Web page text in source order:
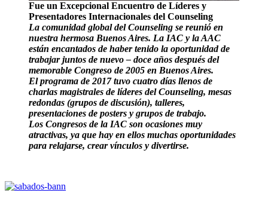
Fue un Excepcional Encuentro de Líderes y
Presentadores Internacionales del Counseling
La comunidad global del Counseling se reunió en
nuestra hermosa Buenos Aires. La IAC y la AAC
están encantados de haber tenido la oportunidad de
trabajar juntos de nuevo – doce años después del
memorable Congreso de 2005 en Buenos Aires.
El programa de 2017 tuvo cuatro días llenos de
charlas magistrales de líderes del Counseling, mesas
redondas (grupos de discusión), talleres,
presentaciones de posters y grupos de trabajo.
Los Congresos de la IAC son ocasiones muy
atractivas, ya que hay en ellos muchas oportunidades
para relajarse, crear vínculos y divertirse.